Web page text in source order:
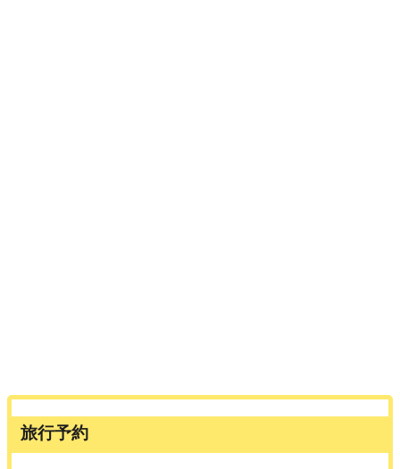
旅行予約